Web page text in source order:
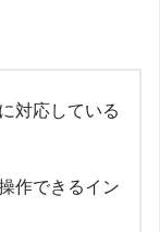
対応している
作できるイン